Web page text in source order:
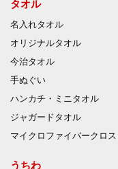
タオル
名入れタオル
オリジナルタオル
今治タオル
手ぬぐい
ハンカチ・ミニタオル
ジャガードタオル
マイクロファイバークロス
うちわ